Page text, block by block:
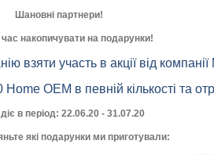
Шановні партнери!
накопичувати на подарунки!
взяти участь в акції від компанії
OEM в певній кількості та
діє в період: 22.06.20 - 31.07.20
які подарунки ми приготували: